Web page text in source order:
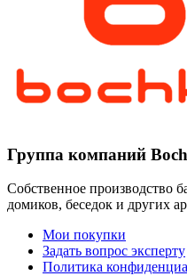
Группа компаний
Собственное производство
домиков, беседок и других
Мои покупки
Задать вопрос эксперту
Политика